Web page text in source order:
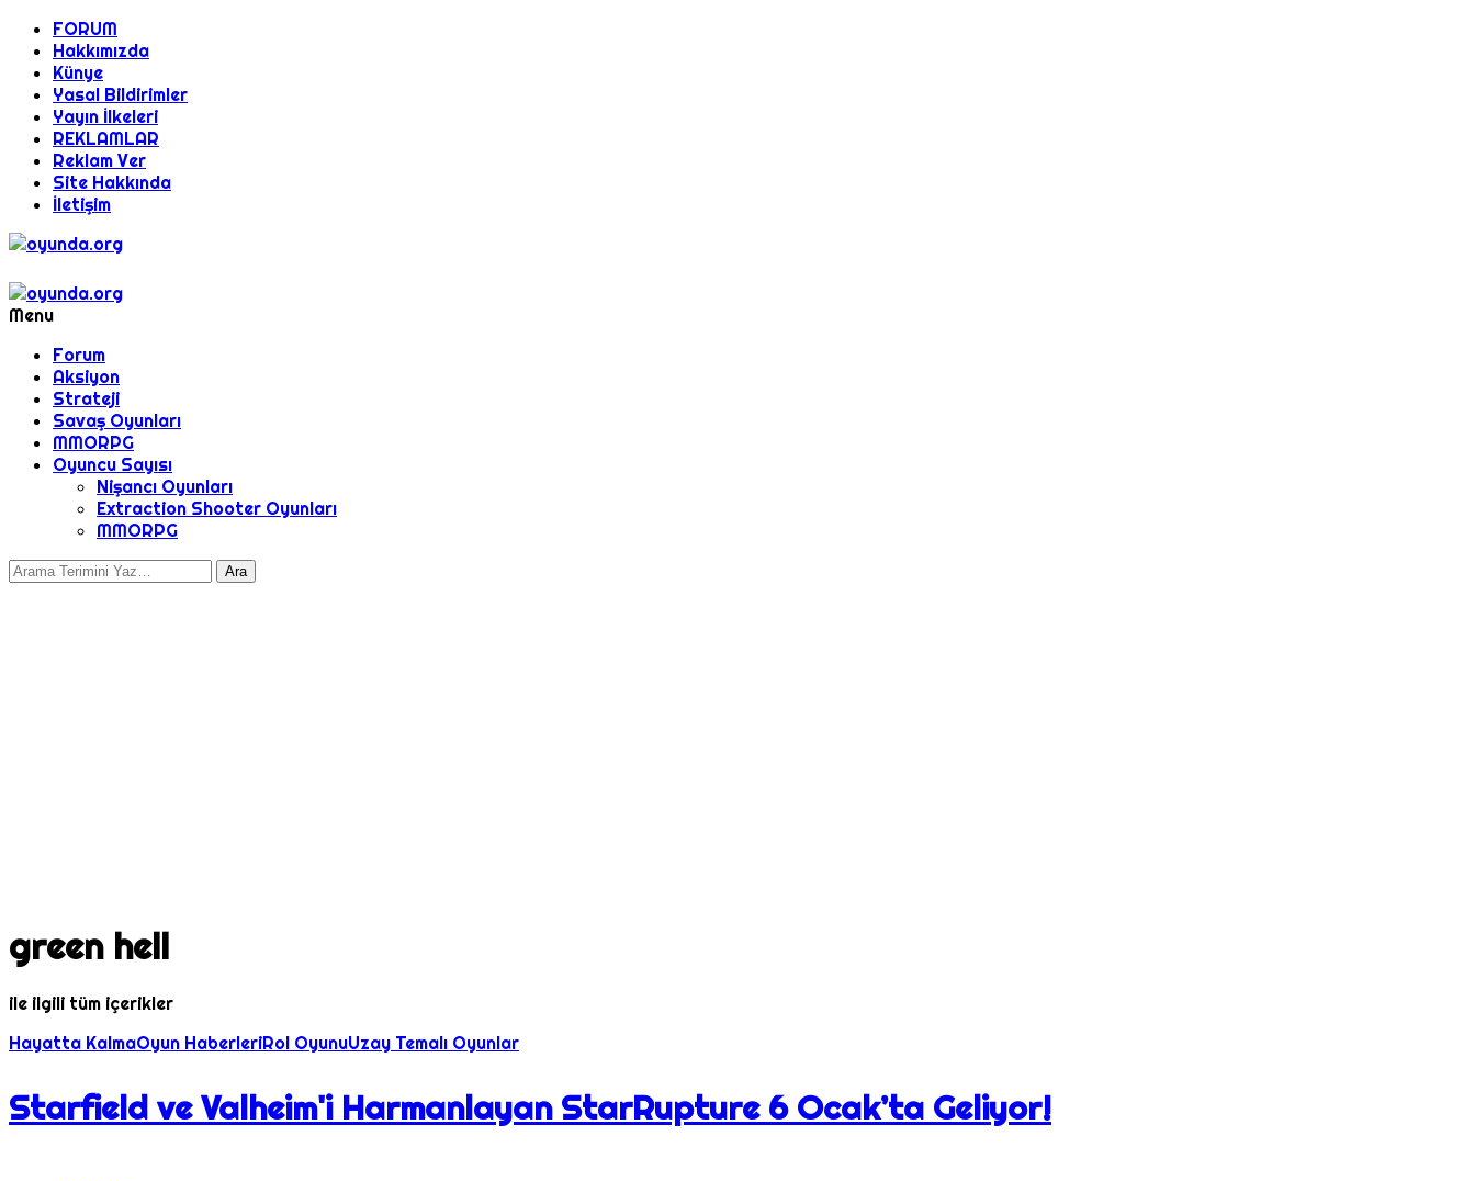
FORUM
Hakkımızda
Künye
Yasal Bildirimler
Yayın İlkeleri
REKLAMLAR
Reklam Ver
Site Hakkında
İletişim
Menu
Forum
Aksiyon
Strateji
Savaş Oyunları
MMORPG
Oyuncu Sayısı
Nişancı Oyunları
Extraction Shooter Oyunları
MMORPG
green hell
ile ilgili tüm içerikler
Hayatta KalmaOyun HaberleriRol OyunuUzay Temalı Oyunlar
Starfield ve Valheim'i Harmanlayan StarRupture 6 Ocak’ta Geliyor!